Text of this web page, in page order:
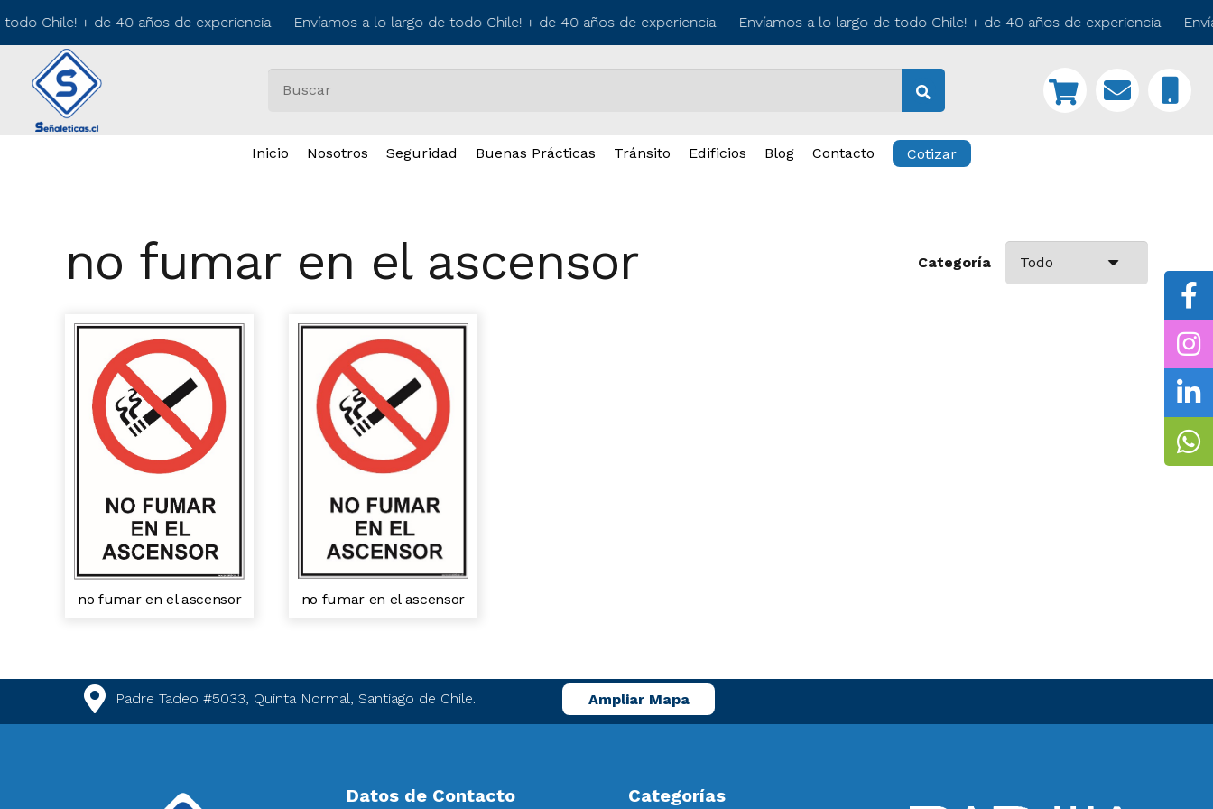
Chile! + de 40 años de experiencia Envíamos a lo largo de todo Chile! + de 40 años de experiencia Envíamos a lo largo de todo Chile! + de 40 años de experiencia
Inicio Nosotros Seguridad Buenas Prácticas Tránsito Edificios Blog Contacto Cotizar
no fumar en el ascensor Categoría
no fumar en el ascensor no fumar en el ascensor
Padre Tadeo #5033, Quinta Normal, Santiago de Chile. Ampliar Mapa
Datos de Contacto Categorías